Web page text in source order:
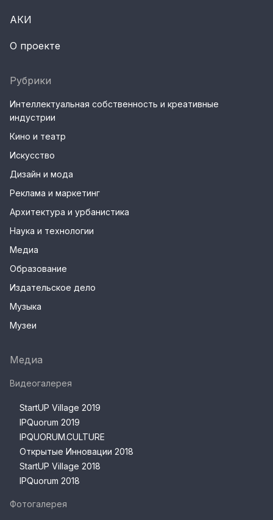
АКИ
О проекте
Рубрики
Интеллектуальная собственность и креативные
индустрии
Кино и театр
Искусство
Дизайн и мода
Реклама и маркетинг
Архитектура и урбанистика
Наука и технологии
Медиа
Образование
Издательское дело
Музыка
Музеи
Медиа
Видеогалерея
StartUP Village 2019
IPQuorum 2019
IPQUORUM.CULTURE
Открытые Инновации 2018
StartUP Village 2018
IPQuorum 2018
Фотогалерея